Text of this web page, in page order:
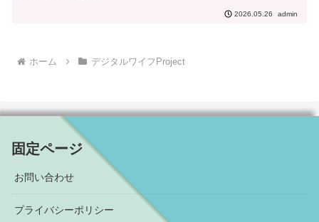
2026.05.26 admin
ホーム デジタルワイフProject
固定ページ
お問い合わせ
プライバシーポリシー